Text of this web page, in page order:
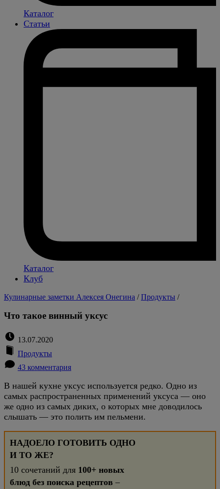
Каталог
Статьи
Каталог
Клуб
Кулинарные заметки Алексея Онегина /Продукты /
Что такое винный уксус
13.07.2020
Продукты
43 комментария
В нашей кухне уксус используется редко. Одно из
самых распространенных применений уксуса — оно
же одно из самых диких, о которых мне доводилось
слышать — это полить им пельмени.
НАДОЕЛО ГОТОВИТЬ ОДНО
И ТО ЖЕ?
10 сочетаний для 100+ новых
блюд без поиска рецептов –